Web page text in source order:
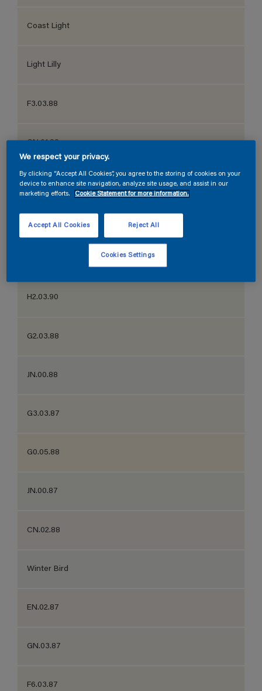
Coast Light
Light Lilly
F3.03.88
GN.01.88
Water lily
H2.03.90
G2.03.88
JN.00.88
G3.03.87
G0.05.88
JN.00.87
CN.02.88
Winter Bird
EN.02.87
GN.03.87
F6.03.87
We respect your privacy.
By clicking “Accept All Cookies”, you agree to the storing of cookies on your
device to enhance site navigation, analyze site usage, and assist in our
marketing efforts.
Cookie Statement for more information.
Reject All
Accept All Cookies
Cookies Settings